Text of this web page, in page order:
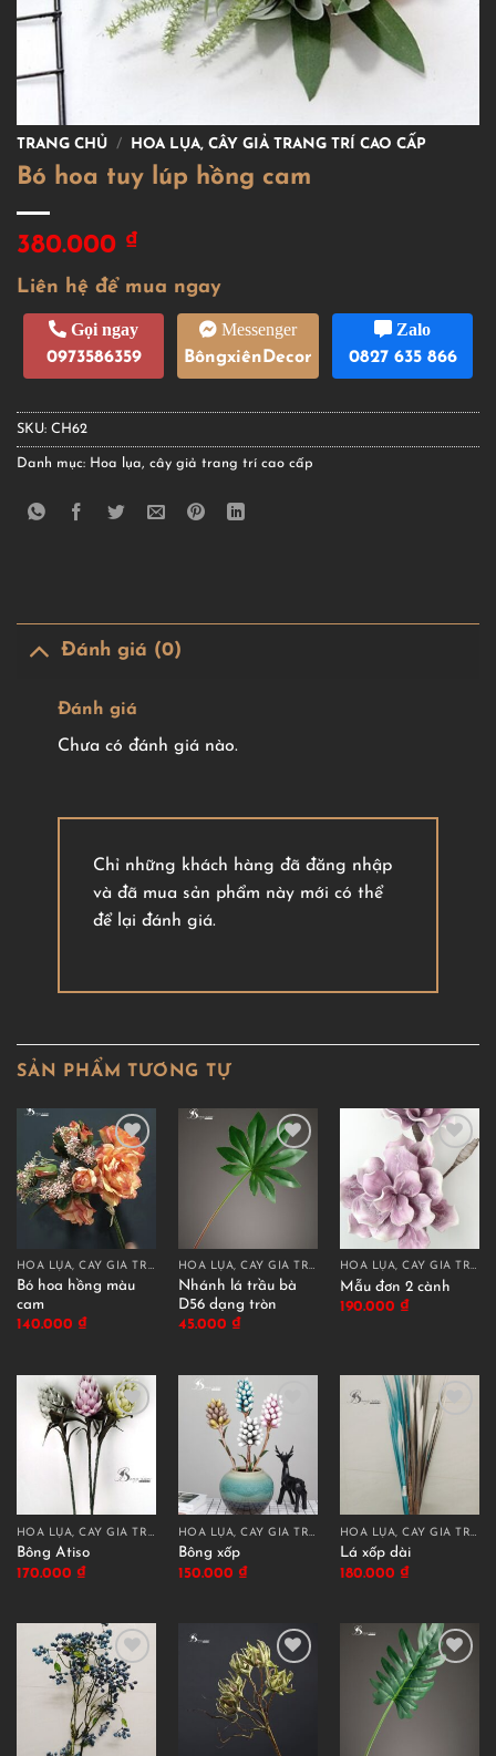
TRANG CHỦ / HOA LỤA, CÂY GIẢ TRANG TRÍ CAO CẤP
Bó hoa tuy lúp hồng cam
380.000 ₫
Liên hệ để mua ngay
Gọi ngay
0973586359
Messenger
BôngxiênDecor
Zalo
0827 635 866
SKU: CH62
Danh mục: Hoa lụa, cây giả trang trí cao cấp
Đánh giá (0)
Đánh giá
Chưa có đánh giá nào.
Chỉ những khách hàng đã đăng nhập
và đã mua sản phẩm này mới có thể
để lại đánh giá.
SẢN PHẨM TƯƠNG TỰ
HOA LỤA, CÂY GIẢ TRANG TRÍ CAO CẤP
Bó hoa hồng màu
cam
140.000 ₫
HOA LỤA, CÂY GIẢ TRANG TRÍ CAO CẤP
Nhánh lá trầu bà
D56 dạng tròn
45.000 ₫
HOA LỤA, CÂY GIẢ TRANG TRÍ CAO CẤP
Mẫu đơn 2 cành
190.000 ₫
HOA LỤA, CÂY GIẢ TRANG TRÍ CAO CẤP
Bông Atiso
170.000 ₫
HOA LỤA, CÂY GIẢ TRANG TRÍ CAO CẤP
Bông xốp
150.000 ₫
HOA LỤA, CÂY GIẢ TRANG TRÍ CAO CẤP
Lá xốp dài
180.000 ₫